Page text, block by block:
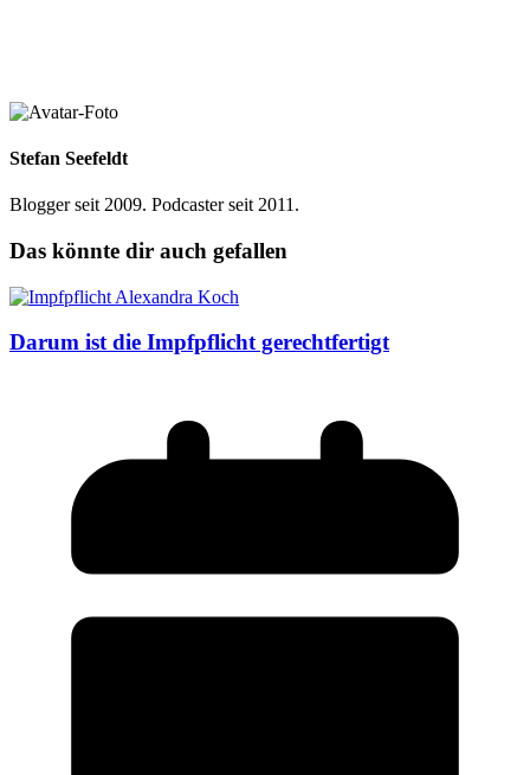
Stefan Seefeldt
Blogger seit 2009. Podcaster seit 2011.
Das könnte dir auch gefallen
Darum ist die Impfpflicht gerechtfertigt